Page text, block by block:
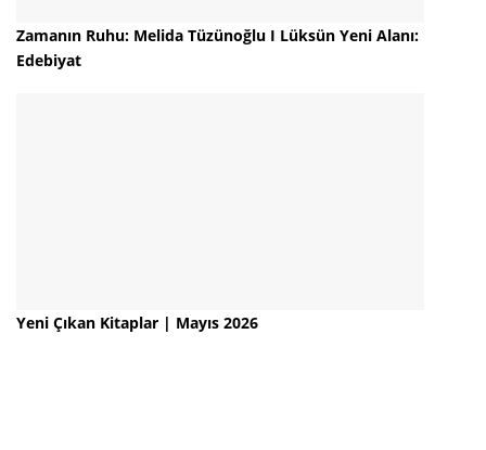
Zamanın Ruhu: Melida Tüzünoğlu I Lüksün Yeni Alanı:
Edebiyat
Yeni Çıkan Kitaplar | Mayıs 2026